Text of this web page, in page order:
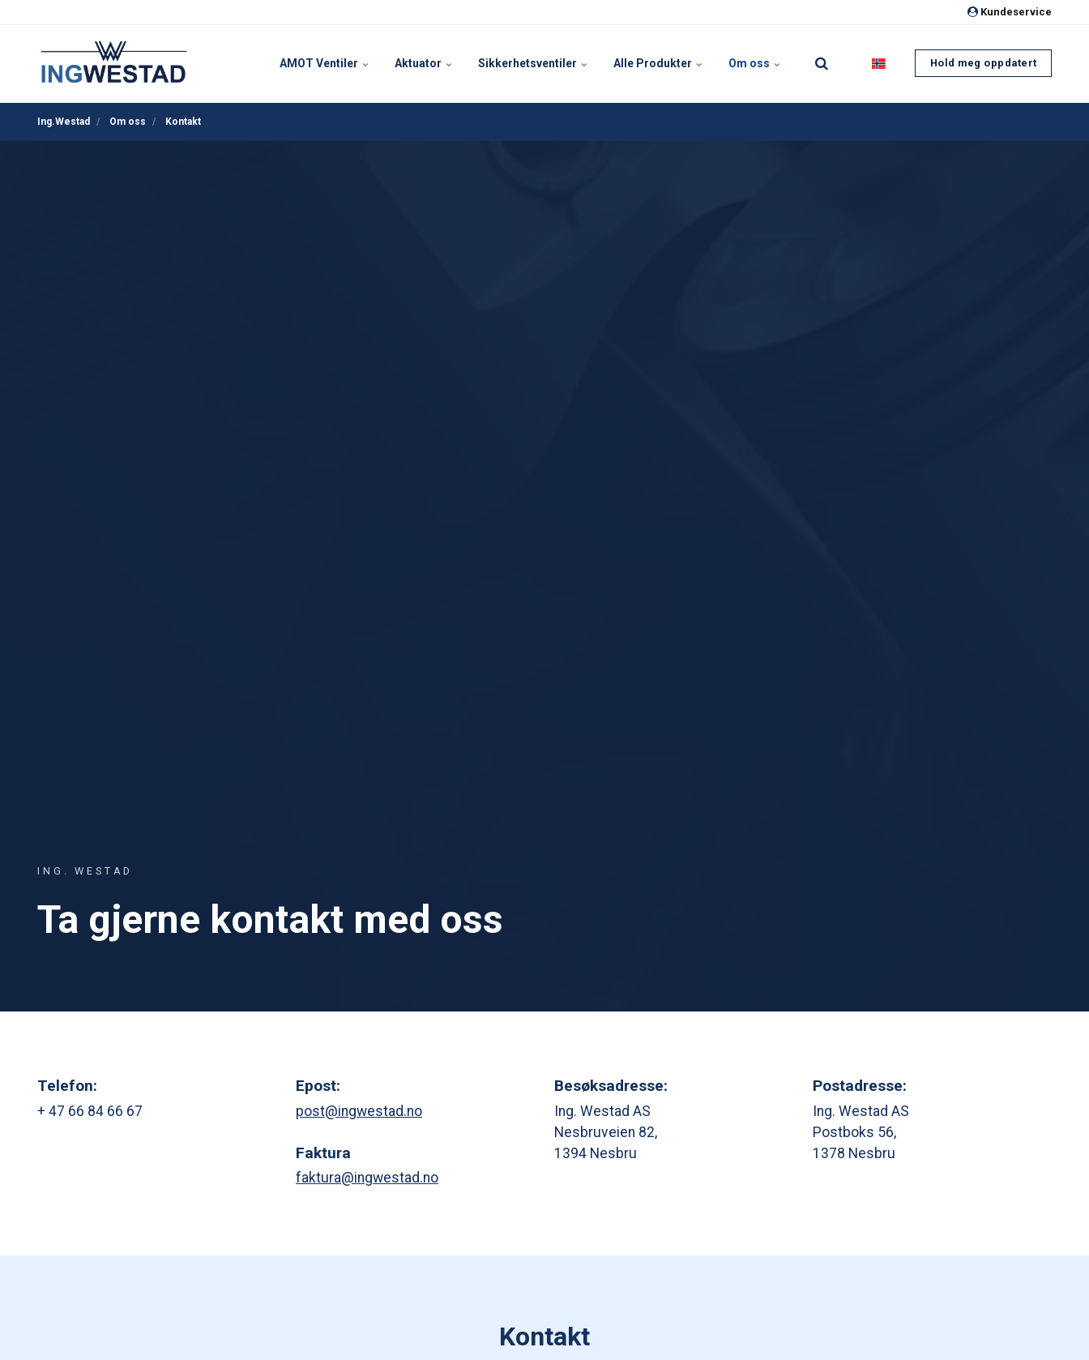
Kundeservice
AMOT Ventiler Aktuator Sikkerhetsventiler Alle Produkter Om oss Hold meg oppdatert
Ing.Westad Om oss Kontakt
ING. WESTAD
Ta gjerne kontakt med oss
Telefon:
+ 47 66 84 66 67
Epost:
post@ingwestad.no
Faktura
faktura@ingwestad.no
Besøksadresse:
Ing. Westad AS
Nesbruveien 82,
1394 Nesbru
Postadresse:
Ing. Westad AS
Postboks 56,
1378 Nesbru
Kontakt